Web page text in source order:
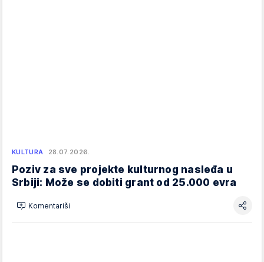
KULTURA 28.07.2026.
Poziv za sve projekte kulturnog nasleđa u
Srbiji: Može se dobiti grant od 25.000 evra
Komentariši